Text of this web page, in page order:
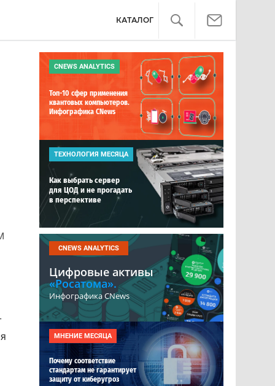
КАТАЛОГ
CNEWS ANALYTICS
Топ-10 сфер применения
квантовых компьютеров.
Инфографика CNews
ТЕХНОЛОГИЯ МЕСЯЦА
Как выбрать сервер
для ЦОД и не прогадать
в перспективе
CNEWS ANALYTICS
Цифровые активы
«Росатома».
Инфографика CNews
МНЕНИЕ МЕСЯЦА
Почему соответствие
стандартам не гарантирует
защиту от киберугроз